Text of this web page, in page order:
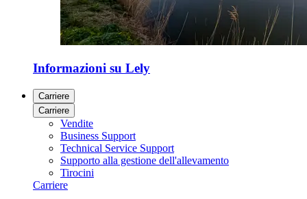
Informazioni su Lely
Carriere
Carriere
Vendite
Business Support
Technical Service Support
Supporto alla gestione dell'allevamento
Tirocini
Carriere